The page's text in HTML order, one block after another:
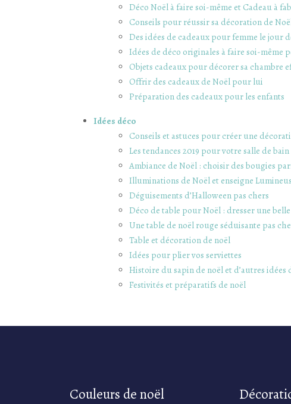
Déco Noël à faire soi-même et Cadeau à
Conseils pour réussir sa décoration de
Des idées de cadeaux pour femme le jour
Idées de déco originales à faire soi-même
Objets cadeaux pour décorer sa chambre
Offrir des cadeaux de Noël pour lui
Préparation des cadeaux pour les enfants
Idées déco
Conseils et astuces pour créer une
Les tendances 2019 pour votre salle de bain
Ambiance de Noël : choisir des bougies
Illuminations de Noël et enseigne
Déguisements d’Halloween pas chers
Déco de table pour Noël : dresser une
Une table de noël rouge séduisante pas
Table et décoration de noël
Idées pour plier vos serviettes
Histoire du sapin de noël et d’autres idées
Festivités et préparatifs de noël
Couleurs de noël